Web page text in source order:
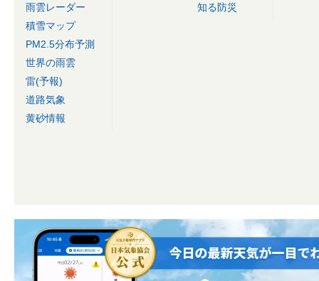
雨雲レーダー
積雪マップ
PM2.5分布予測
世界の雨雲
雷(予報)
道路気象
黄砂情報
知る防災